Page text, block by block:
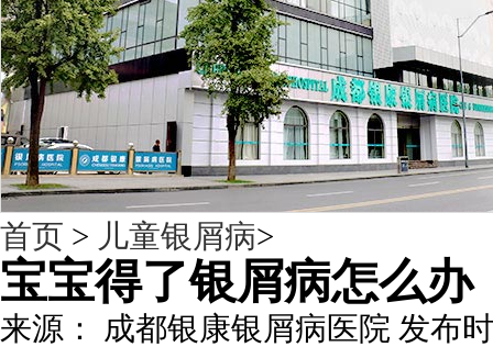
首页 > 儿童银屑病>
宝宝得了银屑病怎么办
来源： 成都银康银屑病医院 发布